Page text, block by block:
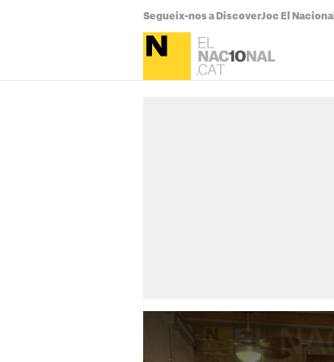
Segueix-nos a DiscoverJoc El Nacional